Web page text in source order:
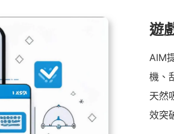
遊
AIM
機、
天然
效突